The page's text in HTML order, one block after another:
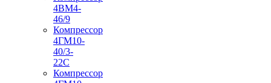
4ВМ4-
46/9
Компрессор
4ГМ10-
40/3-
22С
Компрессор